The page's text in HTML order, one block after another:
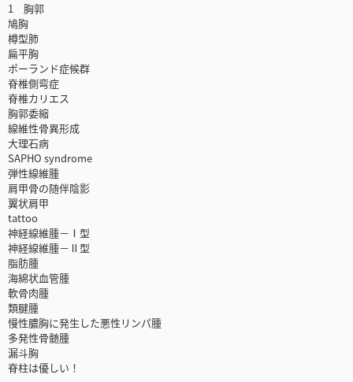
1 胸郭
鳩胸
樽型肺
扁平胸
ポーランド症候群
脊椎側弯症
脊椎カリエス
胸郭委縮
線維性骨異形成
大理石病
SAPHO syndrome
弾性線維腫
肩甲骨の随伴陰影
翼状肩甲
tattoo
神経線維腫－Ⅰ型
神経線維腫－Ⅱ型
脂肪腫
海綿状血管腫
軟骨肉腫
類腱腫
慢性膿胸に発生した悪性リンパ腫
多発性骨髄腫
漏斗胸
脊柱は優しい！